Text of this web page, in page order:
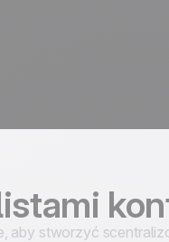
aby stworzyć